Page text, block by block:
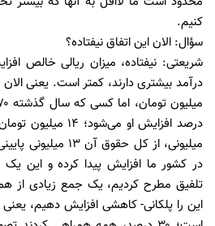
کنیم.
سؤال: الان این اتفاق نیفتاده؟
شریعتی: نیفتاده، میزان ریالی خالص
میلیونی، از کل
در کشور ما افزایش پیدا کرده و این یک
تلفیق مطرح کردیم، یک جمع زیادی از
این را پلکانی- کاهشی افزایش دهیم،